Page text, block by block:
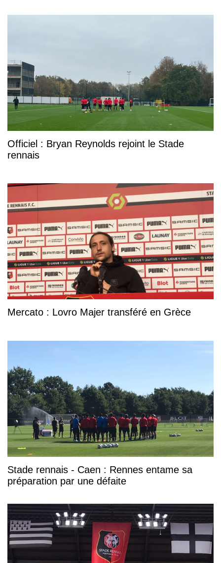
Officiel : Bryan Reynolds rejoint le Stade
rennais
Mercato : Lovro Majer transféré en Grèce
Stade rennais - Caen : Rennes entame sa
préparation par une défaite